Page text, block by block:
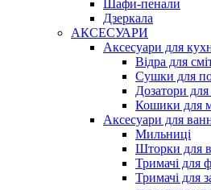
Шафи-пенали
Дзеркала
АКСЕСУАРИ
Аксесуари для
Відра для
Сушки для
Дозатори
Кошики для
Аксесуари для
Мильниці
Шторки для
Тримачі для
Тримачі для